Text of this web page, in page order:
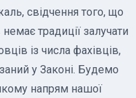
свідчення того, що
традиції залучати
із числа фахівців,
у Законі. Будемо
напрям нашої